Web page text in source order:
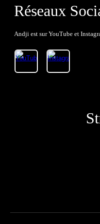
Réseaux
Andji est sur YouTube et